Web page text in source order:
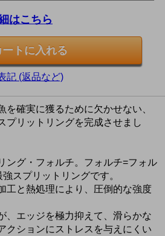
はこちら
記 (返品など)
を確実に獲るために欠かせない、
プリットリングを完成させまし
ング・フォルチ。フォルチ=フォル
スプリットリングです。
工と熱処理により、圧倒的な強度
、エッジを極力抑えて、滑らかな
クションにストレスを与えにくい